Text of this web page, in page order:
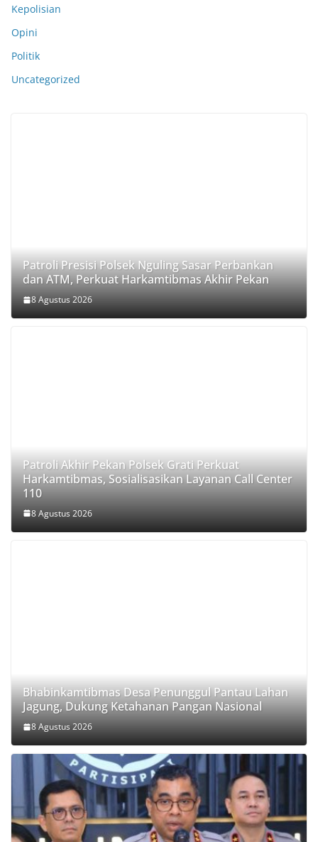
Kepolisian
Opini
Politik
Uncategorized
Patroli Presisi Polsek Nguling Sasar Perbankan
dan ATM, Perkuat Harkamtibmas Akhir Pekan
8 Agustus 2026
Patroli Akhir Pekan Polsek Grati Perkuat
Harkamtibmas, Sosialisasikan Layanan Call Center
110
8 Agustus 2026
Bhabinkamtibmas Desa Penunggul Pantau Lahan
Jagung, Dukung Ketahanan Pangan Nasional
8 Agustus 2026